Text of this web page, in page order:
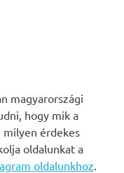
magyarországi
hogy mik a
érdekes
oldalunkat a
oldalunkhoz